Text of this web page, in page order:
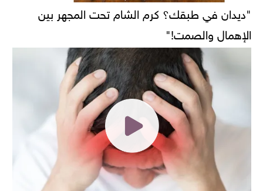
"ديدان في طبقك؟ كرم الشام تحت المجهر بين
الإهمال والصمت!"